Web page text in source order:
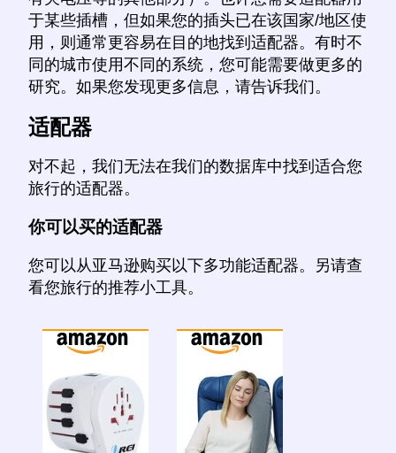
于某些插槽，但如果您的插头已在该国家/地区使
用，则通常更容易在目的地找到适配器。有时不
同的城市使用不同的系统，您可能需要做更多的
研究。如果您发现更多信息，请告诉我们。
适配器
对不起，我们无法在我们的数据库中找到适合您
旅行的适配器。
你可以买的适配器
您可以从亚马逊购买以下多功能适配器。另请查
看您旅行的推荐小工具。